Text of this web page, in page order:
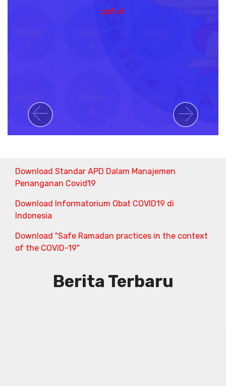
pafi.id
Previous Next
Download Standar APD Dalam Manajemen
Penanganan Covid19
Download Informatorium Obat COVID19 di
Indonesia
Download "Safe Ramadan practices in the context
of the COVID-19"
Berita Terbaru